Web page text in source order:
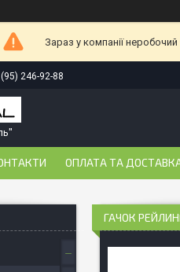
Зараз у компанії
246-92-88
ОПЛАТА ТА
ГАЧОК